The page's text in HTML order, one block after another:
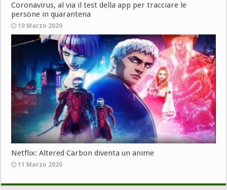
Coronavirus, al via il test della app per tracciare le
persone in quarantena
19 Marzo 2020
Netflix: Altered Carbon diventa un anime
11 Marzo 2020